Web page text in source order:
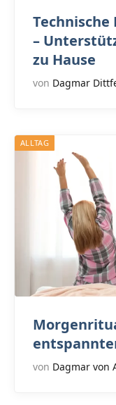
–
zu Hause
von Dagmar
ALLTAG
von Dagmar von